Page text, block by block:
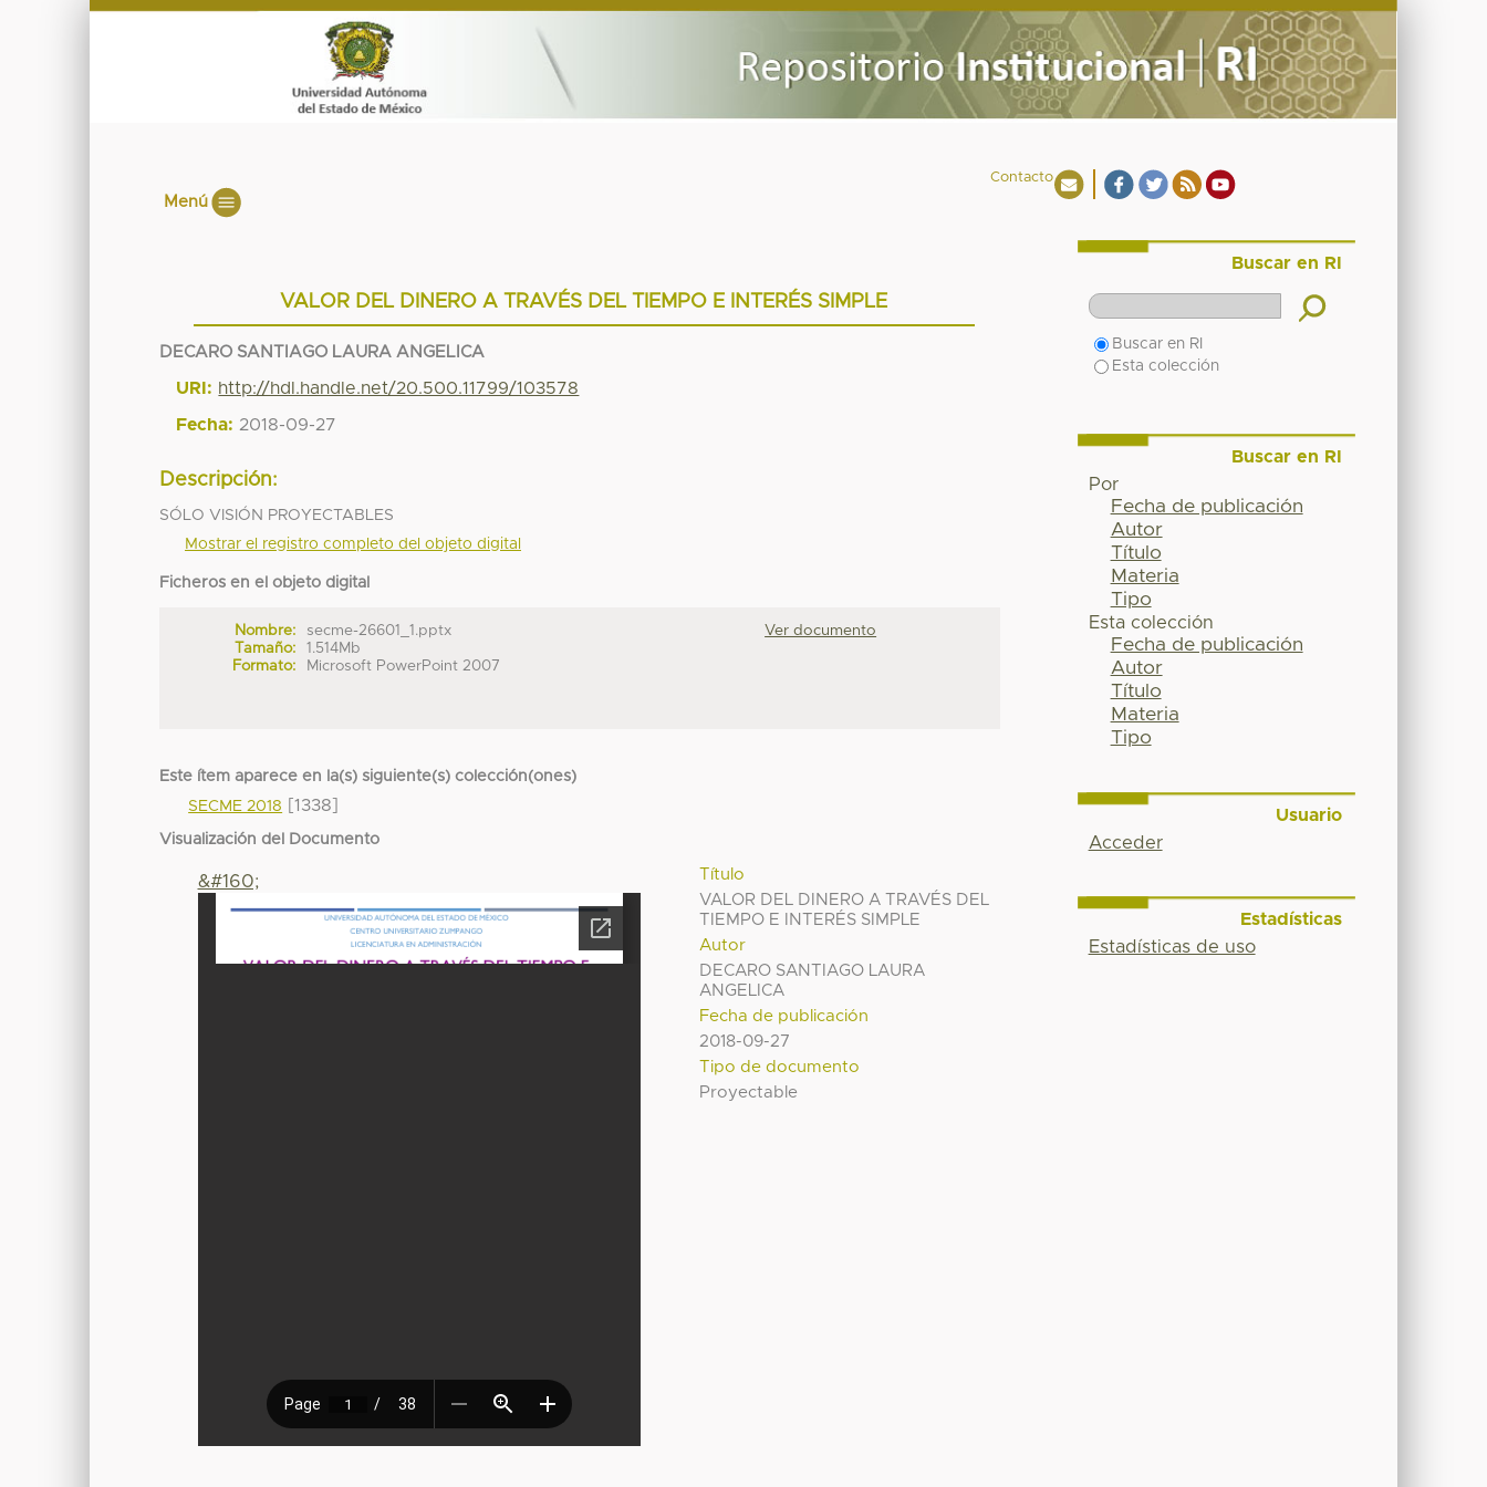
Contacto
Menú
VALOR DEL DINERO A TRAVÉS DEL TIEMPO E INTERÉS SIMPLE
DECARO SANTIAGO LAURA ANGELICA
URI: http://hdl.handle.net/20.500.11799/103578
Fecha: 2018-09-27
Descripción:
SÓLO VISIÓN PROYECTABLES
Mostrar el registro completo del objeto digital
Ficheros en el objeto digital
Nombre:
secme-26601_1.pptx
Tamaño:
1.514Mb
Formato:
Microsoft PowerPoint 2007
Ver documento
Este ítem aparece en la(s) siguiente(s) colección(ones)
SECME 2018
[1338]
Visualización del Documento
Título
VALOR DEL DINERO A TRAVÉS DEL
TIEMPO E INTERÉS SIMPLE
Autor
DECARO SANTIAGO LAURA
ANGELICA
Fecha de publicación
2018-09-27
Tipo de documento
Proyectable
&#160;
Buscar en RI
Buscar en RI
Esta colección
Buscar en RI
Por
Fecha de publicación
Autor
Título
Materia
Tipo
Esta colección
Fecha de publicación
Autor
Título
Materia
Tipo
Usuario
Acceder
Estadísticas
Estadísticas de uso